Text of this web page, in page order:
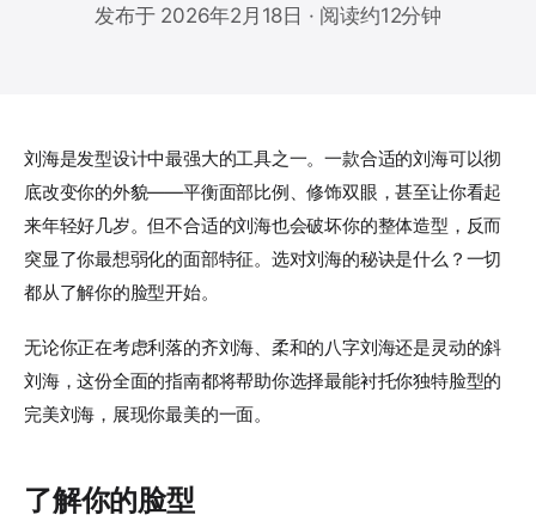
发布于 2026年2月18日 · 阅读约12分钟
刘海是发型设计中最强大的工具之一。一款合适的刘海可以彻
底改变你的外貌——平衡面部比例、修饰双眼，甚至让你看起
来年轻好几岁。但不合适的刘海也会破坏你的整体造型，反而
突显了你最想弱化的面部特征。选对刘海的秘诀是什么？一切
都从了解你的脸型开始。
无论你正在考虑利落的齐刘海、柔和的八字刘海还是灵动的斜
刘海，这份全面的指南都将帮助你选择最能衬托你独特脸型的
完美刘海，展现你最美的一面。
了解你的脸型